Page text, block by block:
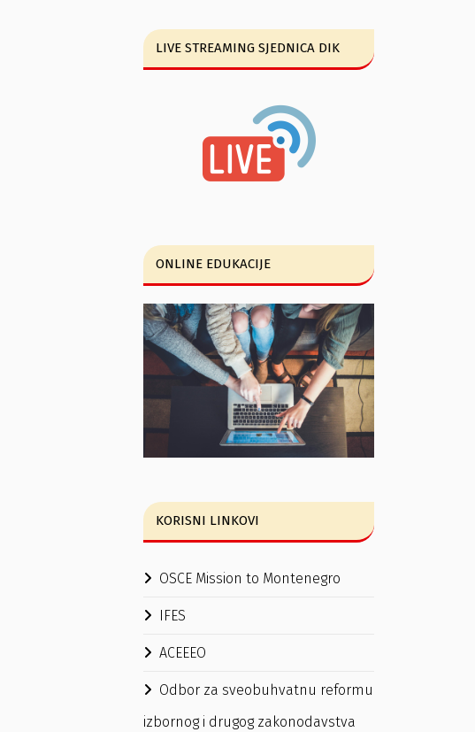
LIVE STREAMING SJEDNICA DIK
ONLINE EDUKACIJE
KORISNI LINKOVI
OSCE Mission to Montenegro
IFES
ACEEEO
Odbor za sveobuhvatnu reformu
izbornog i drugog zakonodavstva